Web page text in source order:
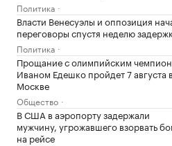
Политика
Власти Венесуэлы и оппозиция
переговоры спустя неделю
Политика
Прощание с олимпийским
Иваном Едешко пройдет 7 августа в
Москве
Общество
В США в аэропорту задержали
мужчину, угрожавшего взорвать
на рейсе